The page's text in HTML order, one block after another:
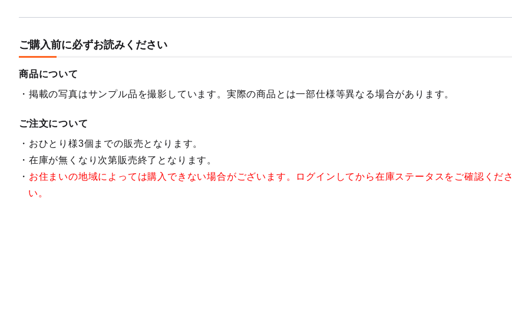
ご購入前に必ずお読みください
商品について
掲載の写真はサンプル品を撮影しています。実際の商品とは一部仕様等異なる場合があります。
ご注文について
おひとり様3個までの販売となります。
在庫が無くなり次第販売終了となります。
お住まいの地域によっては購入できない場合がございます。ログインしてから在庫ステータスをご確認くださ
い。